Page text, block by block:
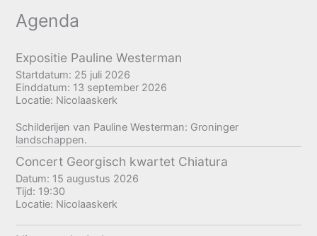
Agenda
Expositie Pauline Westerman
Startdatum: 25 juli 2026
Einddatum: 13 september 2026
Locatie: Nicolaaskerk
Schilderijen van Pauline Westerman: Groninger
landschappen.
Concert Georgisch kwartet Chiatura
Datum: 15 augustus 2026
Tijd: 19:30
Locatie: Nicolaaskerk